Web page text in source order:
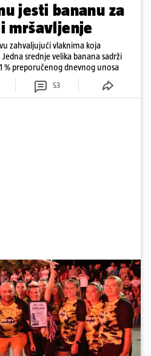
jesti bananu za
mršavljenje
zahvaljujući vlaknima koja
srednje velika banana sadrži
% preporučenog dnevnog unosa
53